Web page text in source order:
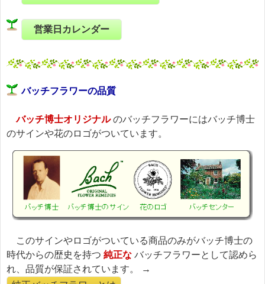
営業日カレンダー
バッチフラワーの品質
バッチ博士オリジナルのバッチフラワーにはバッチ博士
のサインや花のロゴがついています。
このサインやロゴがついている商品のみがバッチ博士の
時代からの歴史を持つ 純正な バッチフラワーとして認めら
れ、品質が保証されています。 →